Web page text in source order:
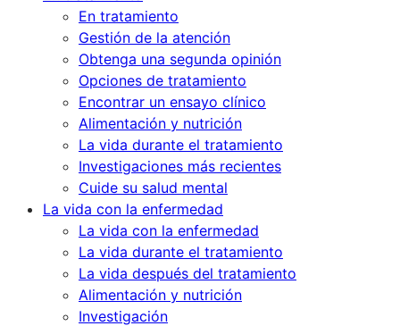
En tratamiento
Gestión de la atención
Obtenga una segunda opinión
Opciones de tratamiento
Encontrar un ensayo clínico
Alimentación y nutrición
La vida durante el tratamiento
Investigaciones más recientes
Cuide su salud mental
La vida con la enfermedad
La vida con la enfermedad
La vida durante el tratamiento
La vida después del tratamiento
Alimentación y nutrición
Investigación